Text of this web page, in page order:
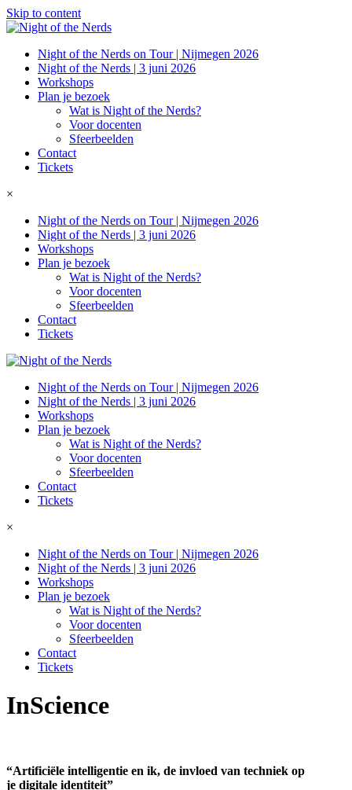
Skip to content
Night of the Nerds on Tour | Nijmegen 2026
Night of the Nerds | 3 juni 2026
Workshops
Plan je bezoek
Wat is Night of the Nerds?
Voor docenten
Sfeerbeelden
Contact
Tickets
×
Night of the Nerds on Tour | Nijmegen 2026
Night of the Nerds | 3 juni 2026
Workshops
Plan je bezoek
Wat is Night of the Nerds?
Voor docenten
Sfeerbeelden
Contact
Tickets
Night of the Nerds on Tour | Nijmegen 2026
Night of the Nerds | 3 juni 2026
Workshops
Plan je bezoek
Wat is Night of the Nerds?
Voor docenten
Sfeerbeelden
Contact
Tickets
×
Night of the Nerds on Tour | Nijmegen 2026
Night of the Nerds | 3 juni 2026
Workshops
Plan je bezoek
Wat is Night of the Nerds?
Voor docenten
Sfeerbeelden
Contact
Tickets
InScience
“Artificiële intelligentie en ik, de invloed van techniek op
je digitale identiteit”